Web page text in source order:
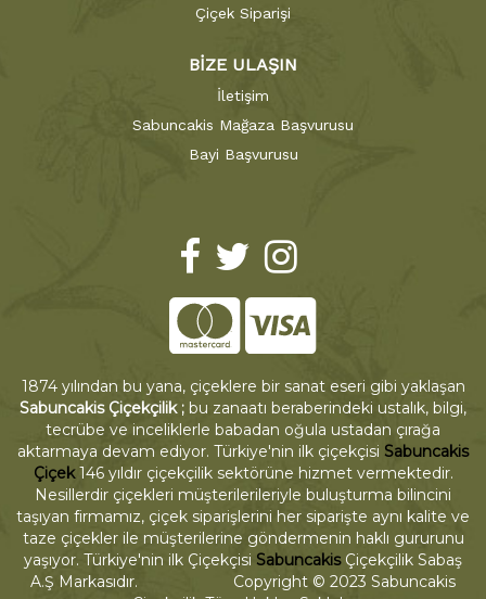
Çiçek Siparişi
BİZE ULAŞIN
İletişim
Sabuncakis Mağaza Başvurusu
Bayi Başvurusu
1874 yılından bu yana, çiçeklere bir sanat eseri gibi yaklaşan
Sabuncakis Çiçekçilik ; bu zanaatı beraberindeki ustalık, bilgi,
tecrübe ve inceliklerle babadan oğula ustadan çırağa
aktarmaya devam ediyor. Türkiye'nin ilk çiçekçisi Sabuncakis
Çiçek146 yıldır çiçekçilik sektörüne hizmet vermektedir.
Nesillerdir çiçekleri müşterilerileriyle buluşturma bilincini
taşıyan firmamız, çiçek siparişlerini her siparişte aynı kalite ve
taze çiçekler ile müşterilerine göndermenin haklı gururunu
yaşıyor. Türkiye'nin ilk Çiçekçisi SabuncakisÇiçekçilik Sabaş
A.Ş Markasıdır. Copyright © 2023 Sabuncakis